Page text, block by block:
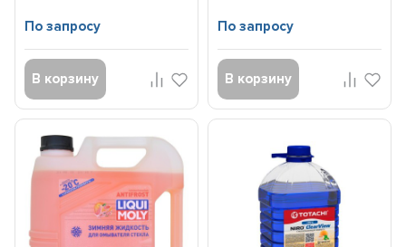
По запросу
В корзину
По запросу
В корзину